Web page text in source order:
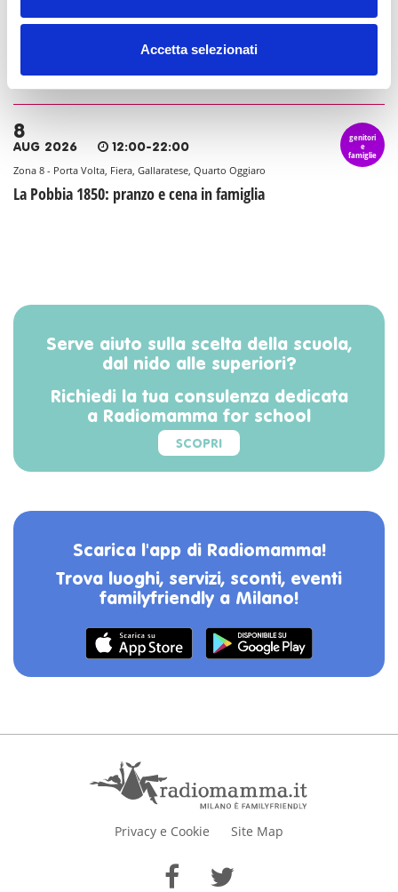
Accetta selezionati
AUG 2026 10:00-17:30
Chernobyl 1986 - disastro, abbandono e rinascita -
mostra al Museo di Storia Naturale
famiglie
8
AUG 2026 12:00-22:00
Zona 8 - Porta Volta, Fiera, Gallaratese, Quarto Oggiaro
La Pobbia 1850: pranzo e cena in famiglia
genitori
e
famiglie
Serve aiuto sulla scelta della scuola,
dal nido alle superiori?
Richiedi la tua consulenza dedicata
a Radiomamma for school
SCOPRI
Scarica l'app di Radiomamma!
Trova luoghi, servizi, sconti, eventi
familyfriendly a Milano!
Privacy e Cookie Site Map